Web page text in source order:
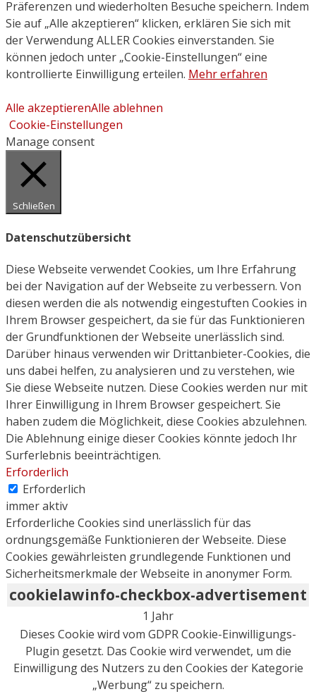
Präferenzen und wiederholten Besuche speichern. Indem
Sie auf „Alle akzeptieren“ klicken, erklären Sie sich mit
der Verwendung ALLER Cookies einverstanden. Sie
können jedoch unter „Cookie-Einstellungen“ eine
kontrollierte Einwilligung erteilen. Mehr erfahren
Alle akzeptierenAlle ablehnen
Cookie-Einstellungen
Manage consent
Schließen
Datenschutzübersicht
Diese Webseite verwendet Cookies, um Ihre Erfahrung
bei der Navigation auf der Webseite zu verbessern. Von
diesen werden die als notwendig eingestuften Cookies in
Ihrem Browser gespeichert, da sie für das Funktionieren
der Grundfunktionen der Webseite unerlässlich sind.
Darüber hinaus verwenden wir Drittanbieter-Cookies, die
uns dabei helfen, zu analysieren und zu verstehen, wie
Sie diese Webseite nutzen. Diese Cookies werden nur mit
Ihrer Einwilligung in Ihrem Browser gespeichert. Sie
haben zudem die Möglichkeit, diese Cookies abzulehnen.
Die Ablehnung einige dieser Cookies könnte jedoch Ihr
Surferlebnis beeinträchtigen.
Erforderlich
Erforderlich
immer aktiv
Erforderliche Cookies sind unerlässlich für das
ordnungsgemäße Funktionieren der Webseite. Diese
Cookies gewährleisten grundlegende Funktionen und
Sicherheitsmerkmale der Webseite in anonymer Form.
cookielawinfo-checkbox-advertisement
1 Jahr
Dieses Cookie wird vom GDPR Cookie-Einwilligungs-
Plugin gesetzt. Das Cookie wird verwendet, um die
Einwilligung des Nutzers zu den Cookies der Kategorie
„Werbung“ zu speichern.